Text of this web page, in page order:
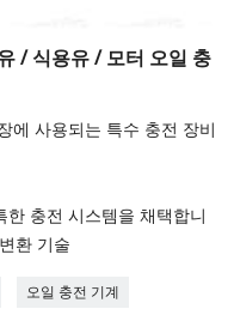
/ 식용유 / 모터 오일 충
에 사용되는 특수 충전 장비
충전 시스템을 채택합니
환 기술
오일 충전 기계